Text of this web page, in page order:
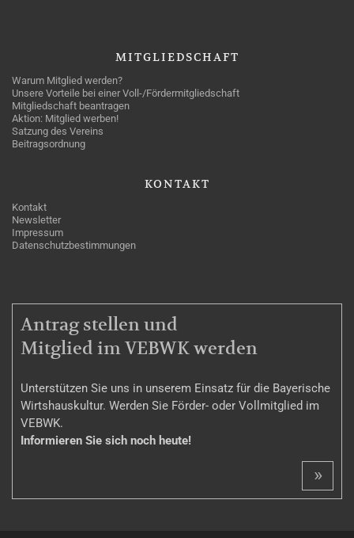
MITGLIEDSCHAFT
Warum Mitglied werden?
Unsere Vorteile bei einer Voll-/Fördermitgliedschaft
Mitgliedschaft beantragen
Aktion: Mitglied werben!
Satzung des Vereins
Beitragsordnung
KONTAKT
Kontakt
Newsletter
Impressum
Datenschutzbestimmungen
MITGLIEDSCHAFT
Antrag stellen und
Mitglied im VEBWK werden
Unterstützen Sie uns in unserem Einsatz für die Bayerische
Wirtshauskultur. Werden Sie Förder- oder Vollmitglied im
VEBWK.
Informieren Sie sich noch heute!
»